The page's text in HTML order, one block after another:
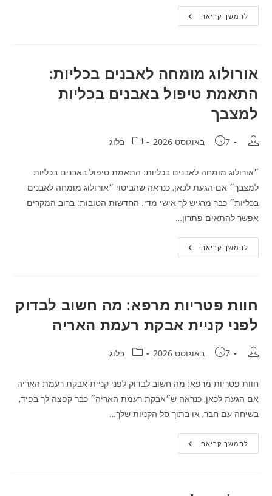
להמשך קריאהליגת
האלופות
החמים
אורולוג מומחה לאבנים בכליות:
התאמת טיפול באבנים בכליות
למצבך
מחבר: פורסם:
7 באוגוסט 2026 קטגוריה:
בלוג
״אורולוג מומחה לאבנים בכליות: התאמת טיפול באבנים בכליות
למצבך״ אם הגעת לכאן, כנראה שהביטוי ״אורולוג מומחה לאבנים
בכליות״ כבר מרגיש לך אישי מדי. החדשות הטובות: ברוב המקרים
אפשר להתאים פתרון…
להמשך קריאהאורולוג
מומחה
בכליות
חוות פטריות מרפא: מה חשוב לבדוק
לפני קניית אבקת רעמת האריה
מחבר: פורסם:
7 באוגוסט 2026 קטגוריה:
בלוג
חוות פטריות מרפא: מה חשוב לבדוק לפני קניית אבקת רעמת האריה
אם הגעת לכאן, כנראה ש״אבקת רעמת האריה״ כבר קפצה לך בפיד,
בשיחה עם חבר, או בתוך סל הקניות שלך…
להמשך קריאהחוות
פטריות